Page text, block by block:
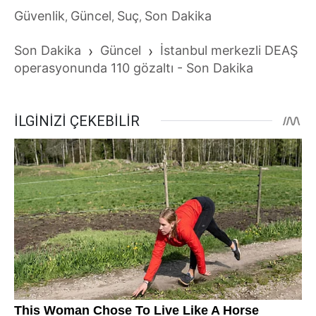
Güvenlik, Güncel, Suç, Son Dakika
Son Dakika › Güncel › İstanbul merkezli DEAŞ
operasyonunda 110 gözaltı - Son Dakika